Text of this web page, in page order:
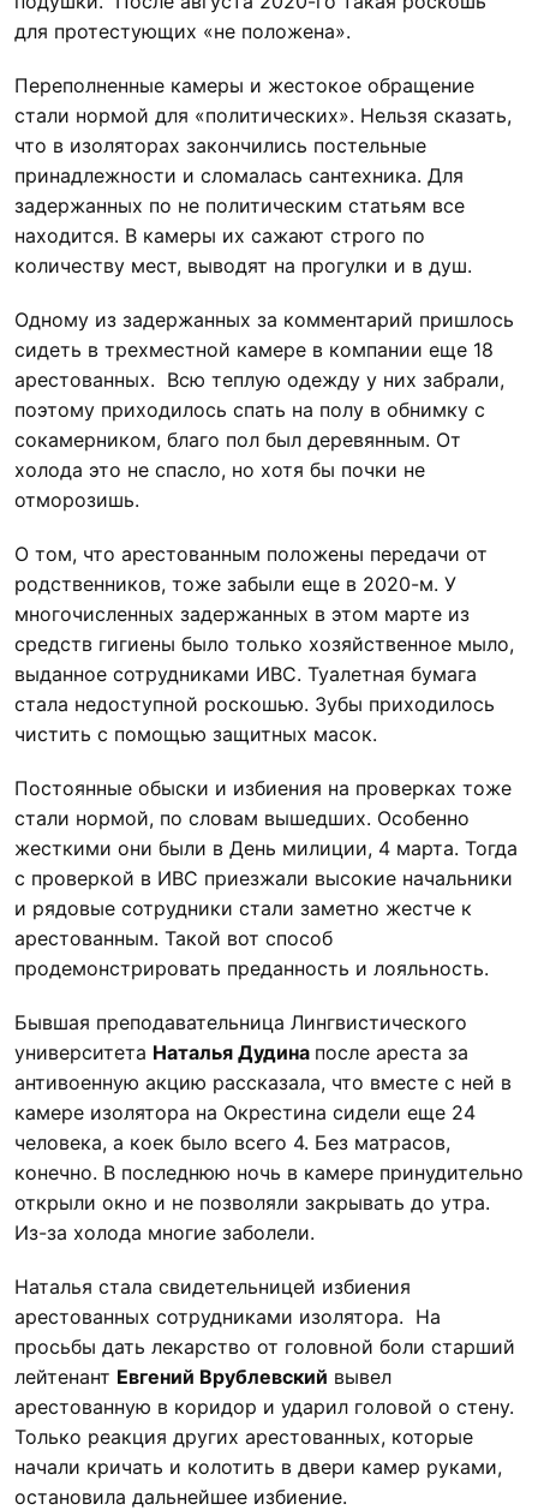
для протестующих «не положена».
Переполненные камеры и жестокое обращение
стали нормой для «политических». Нельзя сказать,
что в изоляторах закончились постельные
принадлежности и сломалась сантехника. Для
задержанных по не политическим статьям все
находится. В камеры их сажают строго по
количеству мест, выводят на прогулки и в душ.
Одному из задержанных за комментарий пришлось
сидеть в трехместной камере в компании еще 18
арестованных. Всю теплую одежду у них забрали,
поэтому приходилось спать на полу в обнимку с
сокамерником, благо пол был деревянным. От
холода это не спасло, но хотя бы почки не
отморозишь.
О том, что арестованным положены передачи от
родственников, тоже забыли еще в 2020-м. У
многочисленных задержанных в этом марте из
средств гигиены было только хозяйственное мыло,
выданное сотрудниками ИВС. Туалетная бумага
стала недоступной роскошью. Зубы приходилось
чистить с помощью защитных масок.
Постоянные обыски и избиения на проверках тоже
стали нормой, по словам вышедших. Особенно
жесткими они были в День милиции, 4 марта. Тогда
с проверкой в ИВС приезжали высокие начальники
и рядовые сотрудники стали заметно жестче к
арестованным. Такой вот способ
продемонстрировать преданность и лояльность.
Бывшая преподавательница Лингвистического
университета Наталья Дудина после ареста за
антивоенную акцию рассказала, что вместе с ней в
камере изолятора на Окрестина сидели еще 24
человека, а коек было всего 4. Без матрасов,
конечно. В последнюю ночь в камере принудительно
открыли окно и не позволяли закрывать до утра.
Из-за холода многие заболели.
Наталья стала свидетельницей избиения
арестованных сотрудниками изолятора. На
просьбы дать лекарство от головной боли старший
лейтенант Евгений Врублевский вывел
арестованную в коридор и ударил головой о стену.
Только реакция других арестованных, которые
начали кричать и колотить в двери камер руками,
остановила дальнейшее избиение.